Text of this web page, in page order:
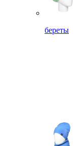
береты